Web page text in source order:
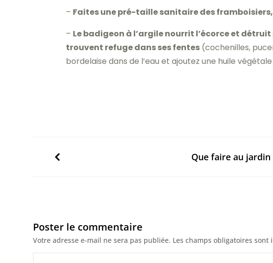
– Faites une pré-taille sanitaire des
– Le badigeon à l’argile nourrit l’écorce et
trouvent refuge dans ses fentes (cochenilles,
bordelaise dans de l’eau et ajoutez une huile
Que faire au
Poster le commentaire
Votre adresse e-mail ne sera pas publiée. Les champs obligatoires sont